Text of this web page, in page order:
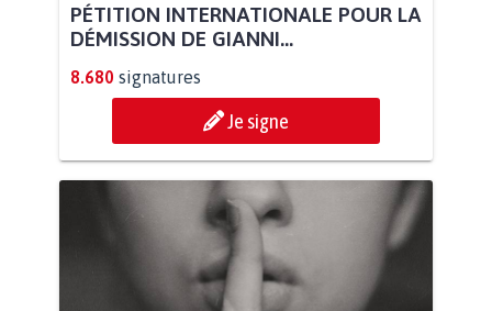
PÉTITION INTERNATIONALE POUR LA
DÉMISSION DE GIANNI...
8.680 signatures
Je signe